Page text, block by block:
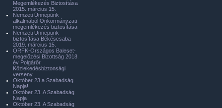
Megemlékezés Biztosítása
2015. március 15.
Nemzeti Ünnepünk
alkalmából Önkormányzati
megemlékezés biztosítása
Nemzeti Ünnepünk
biztosítása Békéscsaba
2019. március 15.
ORFK-Országos Baleset-
megelőzési Bizottság 2018.
év Polgárőr
Közlekedésbiztonsági
verseny.
Október 23 a Szabadság
Napja!
Október 23. A Szabadság
Napja
Október 23. A Szabadság